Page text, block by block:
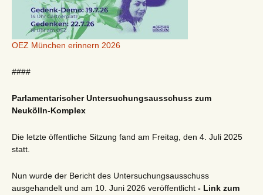
OEZ München erinnern 2026
####
Parlamentarischer Untersuchungsausschuss zum
Neukölln-Komplex
Die letzte öffentliche Sitzung fand am Freitag, den 4. Juli 2025
statt.
Nun wurde der Bericht des Untersuchungsausschuss
ausgehandelt und am 10. Juni 2026 veröffentlicht - Link zum